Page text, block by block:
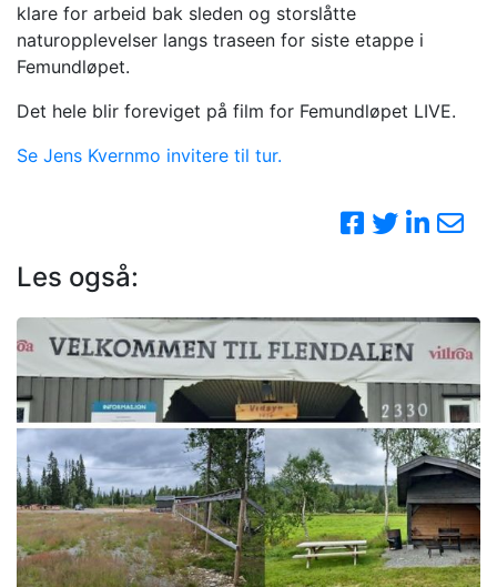
klare for arbeid bak sleden og storslåtte
naturopplevelser langs traseen for siste etappe i
Femundløpet.
Det hele blir foreviget på film for Femundløpet LIVE.
Se Jens Kvernmo invitere til tur.
Les også: